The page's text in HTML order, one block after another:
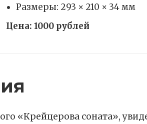
Размеры: 293 × 210 × 34 мм
Цена: 1000 рублей
«Крейцерова соната»,